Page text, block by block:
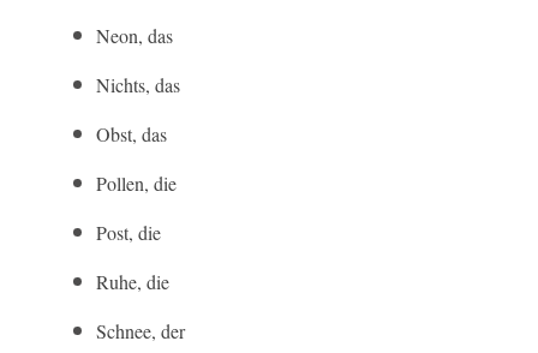
Neon, das
Nichts, das
Obst, das
Pollen, die
Post, die
Ruhe, die
Schnee, der